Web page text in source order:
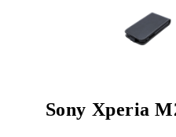
Sony Xperia